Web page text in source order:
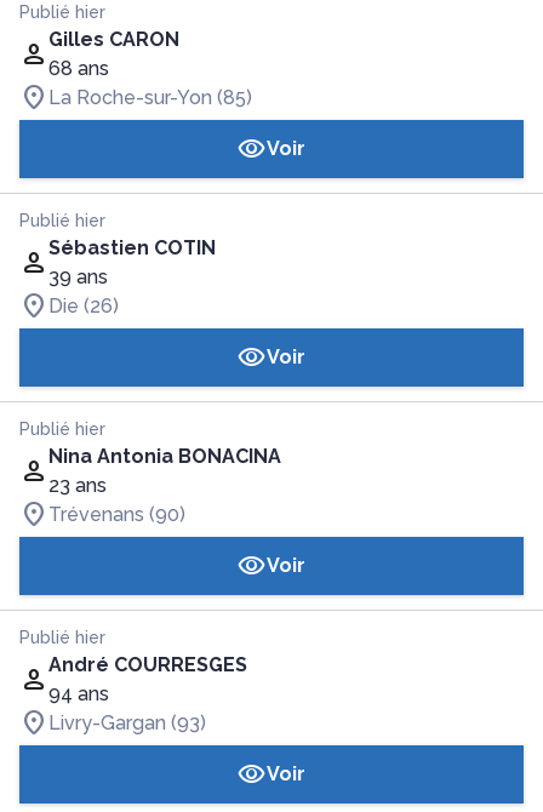
Publié hier
Gilles CARON
68 ans
La Roche-sur-Yon (85)
Voir
Publié hier
Sébastien COTIN
39 ans
Die (26)
Voir
Publié hier
Nina Antonia BONACINA
23 ans
Trévenans (90)
Voir
Publié hier
André COURRESGES
94 ans
Livry-Gargan (93)
Voir